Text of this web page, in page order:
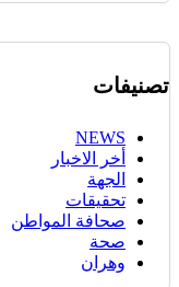
تصنيفات
NEWS
أخر الاخبار
الجهة
تحقيقات
صحافة المواطن
صحة
وهران